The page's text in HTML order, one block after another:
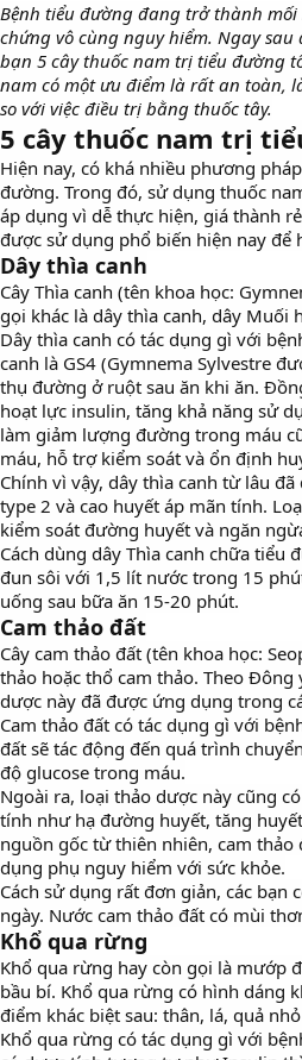
Bệnh tiểu đường đang trở thành
chứng vô cùng nguy hiểm. Ngay sau
bạn 5 cây thuốc nam trị tiểu đường
nam có một ưu điểm là rất an toàn,
so với việc điều trị bằng thuốc tây.
5 cây thuốc nam trị
Hiện nay, có khá nhiều phương
đường. Trong đó, sử dụng thuốc
áp dụng vì dễ thực hiện, giá thành
được sử dụng phổ biến hiện nay
Dây thìa canh
Cây Thìa canh (tên khoa học:
gọi khác là dây thìa canh, dây Muối
Dây thìa canh có tác dụng gì với
canh là GS4 (Gymnema Sylvestre
thụ đường ở ruột sau ăn khi ăn.
hoạt lực insulin, tăng khả năng sử
làm giảm lượng đường trong máu
máu, hỗ trợ kiểm soát và ổn định
Chính vì vậy, dây thìa canh từ lâu
type 2 và cao huyết áp mãn tính.
kiểm soát đường huyết và ngăn
Cách dùng dây Thìa canh chữa tiểu
đun sôi với 1,5 lít nước trong 15
uống sau bữa ăn 15-20 phút.
Cam thảo đất
Cây cam thảo đất (tên khoa học:
thảo hoặc thổ cam thảo. Theo
dược này đã được ứng dụng trong
Cam thảo đất có tác dụng gì với
đất sẽ tác động đến quá trình
độ glucose trong máu.
Ngoài ra, loại thảo dược này cũng
tính như hạ đường huyết, tăng
nguồn gốc từ thiên nhiên, cam
dụng phụ nguy hiểm với sức khỏe.
Cách sử dụng rất đơn giản, các
ngày. Nước cam thảo đất có mùi
Khổ qua rừng
Khổ qua rừng hay còn gọi là mướp
bầu bí. Khổ qua rừng có hình dáng
điểm khác biệt sau: thân, lá, quả
Khổ qua rừng có tác dụng gì với